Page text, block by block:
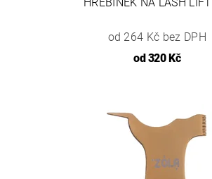
od 264 Kč bez DPH
od320 Kč